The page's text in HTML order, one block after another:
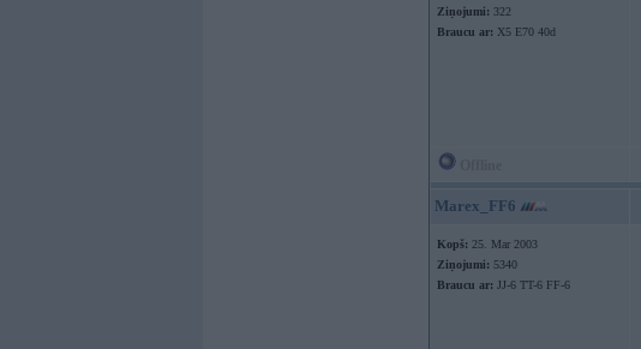
Ziņojumi: 322
Braucu ar: X5 E70 40d
Marex_FF6
Kopš: 25. Mar 2003
Ziņojumi: 5340
Braucu ar: JJ-6 TT-6 FF-6